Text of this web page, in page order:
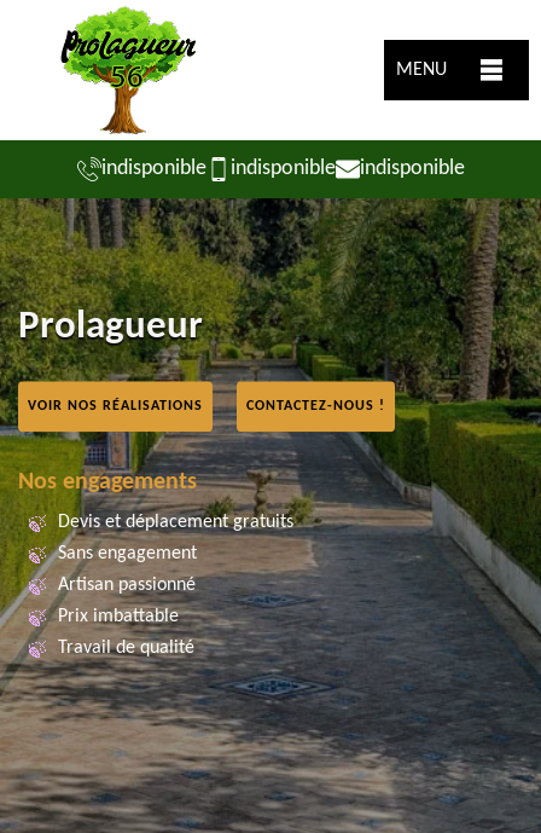
MENU
indisponible indisponible indisponible
Prolagueur
VOIR NOS RÉALISATIONS CONTACTEZ-NOUS !
Nos engagements
Devis et déplacement gratuits
Sans engagement
Artisan passionné
Prix imbattable
Travail de qualité